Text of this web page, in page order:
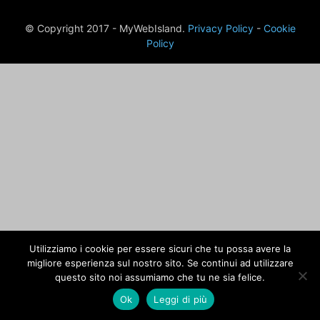
© Copyright 2017 - MyWebIsland. Privacy Policy- Cookie
Policy
Utilizziamo i cookie per essere sicuri che tu possa avere la
migliore esperienza sul nostro sito. Se continui ad utilizzare
questo sito noi assumiamo che tu ne sia felice.
Ok
Leggi di più